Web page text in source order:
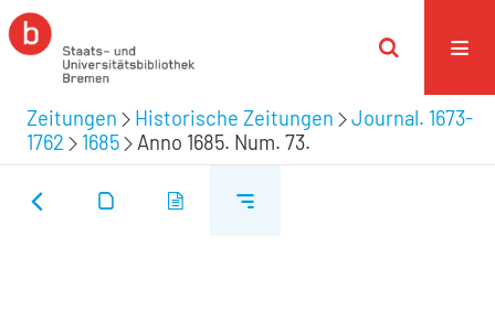
Zeitungen Historische Zeitungen
Journal. 1673-
1762
1685 Anno 1685. Num. 73.